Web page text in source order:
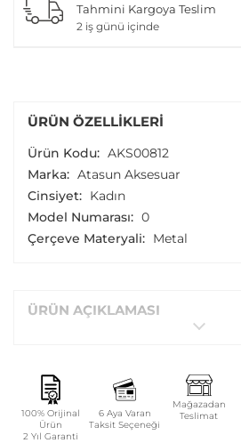
Tahmini Kargoya Teslim
2 iş günü içinde
100% Orijinal
Ürün
2 Yıl Garanti
6 Aya Varan
Taksit Seçeneği
Mağazadan
Teslimat
ÜRÜN AÇIKLAMASI
ÜRÜN ÖZELLIKLERI
Ürün Kodu: AKS00812
Marka: Atasun Aksesuar
Cinsiyet: Kadın
Model Numarası: 0
Çerçeve Materyali: Metal